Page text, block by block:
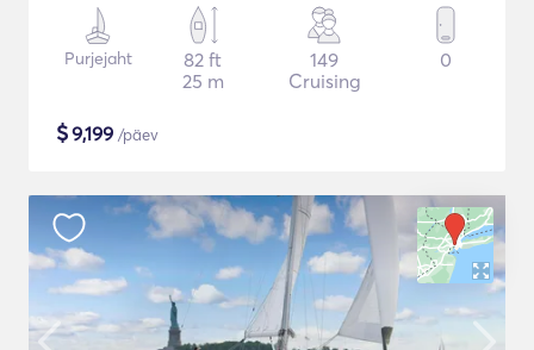
Purjejaht
82 ft
25 m
149
Cruising
0
$9,199 /päev